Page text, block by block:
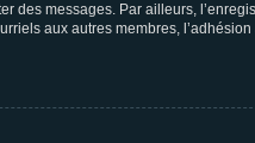
des messages. Par ailleurs,
aux autres membres,